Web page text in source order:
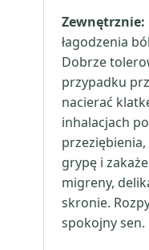
Zewnętrznie:
łagodzenia
Dobrze
przypadku
nacierać
inhalacjach
grypę i
migreny,
skronie.
spokojny sen.